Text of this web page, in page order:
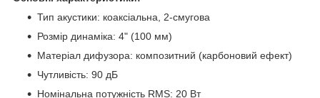
Тип акустики: коаксіальна, 2-смугова
Розмір динаміка: 4" (100 мм)
Матеріал дифузора: композитний (карбоновий ефект)
Чутливість: 90 дБ
Номінальна потужність RMS: 20 Вт